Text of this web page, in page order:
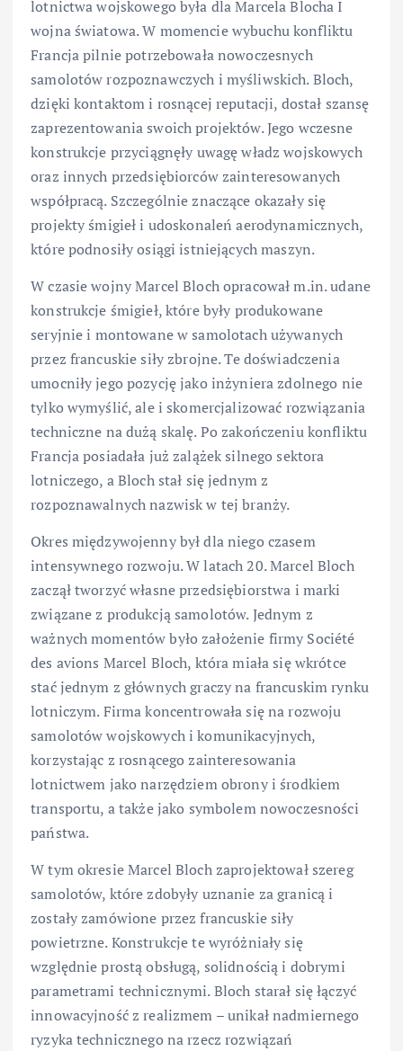
lotnictwa wojskowego była dla Marcela Blocha I
wojna światowa. W momencie wybuchu konfliktu
Francja pilnie potrzebowała nowoczesnych
samolotów rozpoznawczych i myśliwskich. Bloch,
dzięki kontaktom i rosnącej reputacji, dostał szansę
zaprezentowania swoich projektów. Jego wczesne
konstrukcje przyciągnęły uwagę władz wojskowych
oraz innych przedsiębiorców zainteresowanych
współpracą. Szczególnie znaczące okazały się
projekty śmigieł i udoskonaleń aerodynamicznych,
które podnosiły osiągi istniejących maszyn.
W czasie wojny Marcel Bloch opracował m.in. udane
konstrukcje śmigieł, które były produkowane
seryjnie i montowane w samolotach używanych
przez francuskie siły zbrojne. Te doświadczenia
umocniły jego pozycję jako inżyniera zdolnego nie
tylko wymyślić, ale i skomercjalizować rozwiązania
techniczne na dużą skalę. Po zakończeniu konfliktu
Francja posiadała już zalążek silnego sektora
lotniczego, a Bloch stał się jednym z
rozpoznawalnych nazwisk w tej branży.
Okres międzywojenny był dla niego czasem
intensywnego rozwoju. W latach 20. Marcel Bloch
zaczął tworzyć własne przedsiębiorstwa i marki
związane z produkcją samolotów. Jednym z
ważnych momentów było założenie firmy Société
des avions Marcel Bloch, która miała się wkrótce
stać jednym z głównych graczy na francuskim rynku
lotniczym. Firma koncentrowała się na rozwoju
samolotów wojskowych i komunikacyjnych,
korzystając z rosnącego zainteresowania
lotnictwem jako narzędziem obrony i środkiem
transportu, a także jako symbolem nowoczesności
państwa.
W tym okresie Marcel Bloch zaprojektował szereg
samolotów, które zdobyły uznanie za granicą i
zostały zamówione przez francuskie siły
powietrzne. Konstrukcje te wyróżniały się
względnie prostą obsługą, solidnością i dobrymi
parametrami technicznymi. Bloch starał się łączyć
innowacyjność z realizmem – unikał nadmiernego
ryzyka technicznego na rzecz rozwiązań